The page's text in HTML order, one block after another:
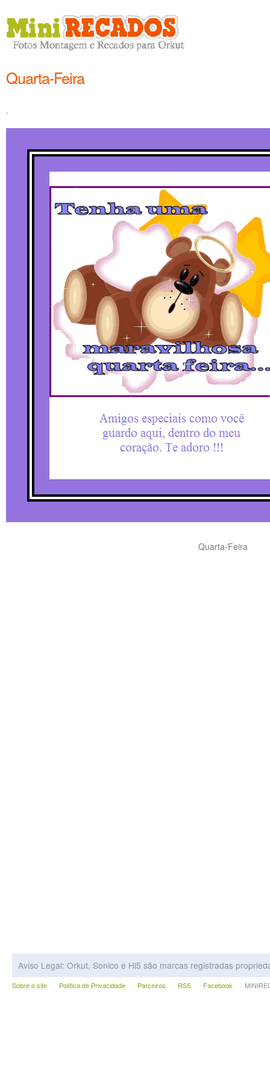
Quarta-Feira
.
Quarta-Feira
Aviso Legal: Orkut, Sonico e Hi5 são marcas registradas
Sobre o site Política de Privacidade Parceiros RSS Facebook